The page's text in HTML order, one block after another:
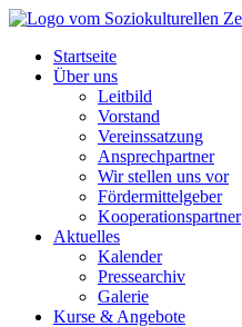
Startseite
Über uns
Leitbild
Vorstand
Vereinssatzung
Ansprechpartner
Wir stellen uns vor
Fördermittelgeber
Kooperationspartner
Aktuelles
Kalender
Pressearchiv
Galerie
Kurse & Angebote